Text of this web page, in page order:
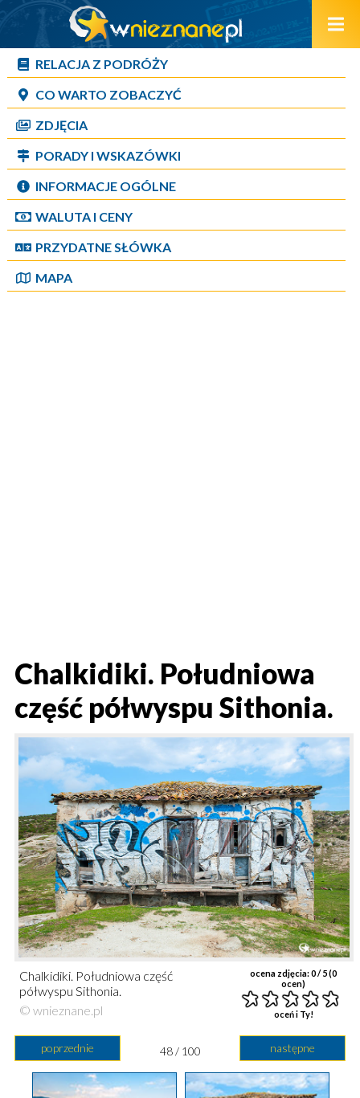
RELACJA Z PODRÓŻY
CO WARTO ZOBACZYĆ
ZDJĘCIA
PORADY I WSKAZÓWKI
INFORMACJE OGÓLNE
WALUTA I CENY
PRZYDATNE SŁÓWKA
MAPA
Chalkidiki. Południowa
część półwyspu Sithonia.
ocena zdjęcia:0/ 5 (0
ocen)
oceń i Ty!
Chalkidiki. Południowa część
półwyspu Sithonia.
© wnieznane.pl
poprzednie następne
48 / 100